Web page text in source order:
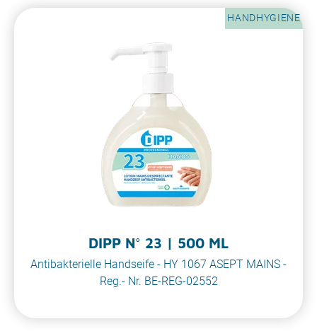
HANDHYGIENE
DIPP N° 23 | 500 ML
Antibakterielle Handseife - HY 1067 ASEPT MAINS -
Reg.- Nr. BE-REG-02552